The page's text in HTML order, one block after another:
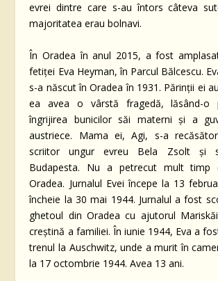
evrei dintre care s-au întors câteva
majoritatea erau bolnavi.
În Oradea în anul 2015, a fost
fetiței Eva Heyman, în Parcul Bălcescu.
s-a născut în Oradea în 1931. Părinţii ei
ea avea o vârstă fragedă, lăsând-o
îngrijirea bunicilor săi materni şi a
austriece. Mama ei, Agi, s-a
scriitor ungur evreu Bela Zsolt şi
Budapesta. Nu a petrecut mult
Oradea. Jurnalul Evei începe la 13
încheie la 30 mai 1944. Jurnalul a fost
ghetoul din Oradea cu ajutorul
creştină a familiei. În iunie 1944, Eva a
trenul la Auschwitz, unde a murit în
la 17 octombrie 1944. Avea 13 ani.